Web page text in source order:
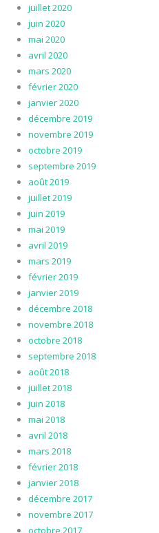
juillet 2020
juin 2020
mai 2020
avril 2020
mars 2020
février 2020
janvier 2020
décembre 2019
novembre 2019
octobre 2019
septembre 2019
août 2019
juillet 2019
juin 2019
mai 2019
avril 2019
mars 2019
février 2019
janvier 2019
décembre 2018
novembre 2018
octobre 2018
septembre 2018
août 2018
juillet 2018
juin 2018
mai 2018
avril 2018
mars 2018
février 2018
janvier 2018
décembre 2017
novembre 2017
octobre 2017